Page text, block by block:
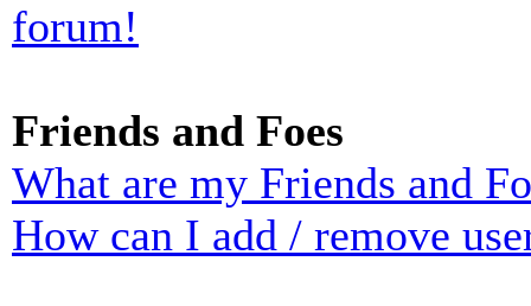
forum!
Friends and Foes
What are my Friends and
How can I add / remove